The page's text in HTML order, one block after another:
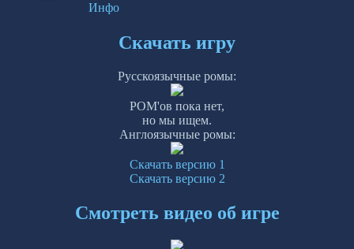
Инфо
Скачать игру
Русскоязычные ромы:
РОМ'ов пока нет,
но мы ищем.
Англоязычные ромы:
Скачать версию 1
Скачать версию 2
Смотреть видео об игре